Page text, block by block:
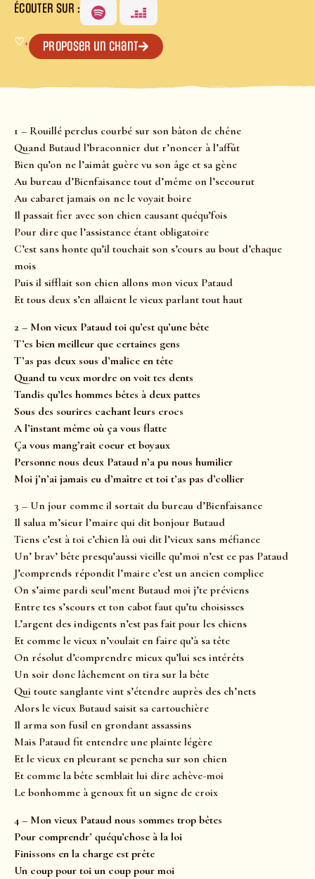
ÉCOUTER SUR :
♡+ Proposer un chant
1 – Rouillé perclus courbé sur son bâton de chêne
Quand Butaud l’braconnier dut r’noncer à l’affût
Bien qu’on ne l’aimât guère vu son âge et sa gène
Au bureau d’Bienfaisance tout d’même on l’secourut
Au cabaret jamais on ne le voyait boire
Il passait fier avec son chien causant quéqu’fois
Pour dire que l’assistance étant obligatoire
C’est sans honte qu’il touchait son s’cours au bout d’chaque
mois
Puis il sifflait son chien allons mon vieux Pataud
Et tous deux s’en allaient le vieux parlant tout haut
2 – Mon vieux Pataud toi qu’est qu’une bête
T’es bien meilleur que certaines gens
T’as pas deux sous d’malice en tête
Quand tu veux mordre on voit tes dents
Tandis qu’les hommes bêtes à deux pattes
Sous des sourires cachant leurs crocs
A l’instant même où ça vous flatte
Ça vous mang’rait coeur et boyaux
Personne nous deux Pataud n’a pu nous humilier
Moi j’n’ai jamais eu d’maître et toi t’as pas d’collier
3 – Un jour comme il sortait du bureau d’Bienfaisance
Il salua m’sieur l’maire qui dit bonjour Butaud
Tiens c’est à toi c’chien là oui dit l’vieux sans méfiance
Un’ brav’ bête presqu’aussi vieille qu’moi n’est ce pas Pataud
J’comprends répondit l’maire c’est un ancien complice
On s’aime pardi seul’ment Butaud moi j’te préviens
Entre tes s’scours et ton cabot faut qu’tu choisisses
L’argent des indigents n’est pas fait pour les chiens
Et comme le vieux n’voulait en faire qu’à sa tête
On résolut d’comprendre mieux qu’lui ses intérêts
Un soir donc lâchement on tira sur la bête
Qui toute sanglante vint s’étendre auprès des ch’nets
Alors le vieux Butaud saisit sa cartouchière
Il arma son fusil en grondant assassins
Mais Pataud fit entendre une plainte légère
Et le vieux en pleurant se pencha sur son chien
Et comme la bête semblait lui dire achève-moi
Le bonhomme à genoux fit un signe de croix
4 – Mon vieux Pataud nous sommes trop bêtes
Pour comprendr’ quéqu’chose à la loi
Finissons en la charge est prête
Un coup pour toi un coup pour moi